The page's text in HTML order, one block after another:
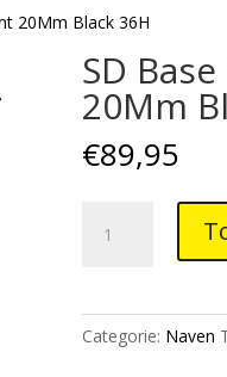
20Mm Black 36H
SD
20Mm
€89,95
Base
Front
Categorie: Naven